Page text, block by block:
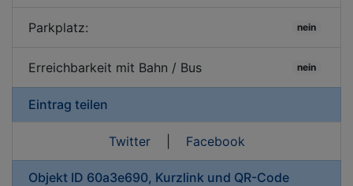
Parkplatz: nein
Erreichbarkeit mit Bahn / Bus nein
Eintrag teilen
Twitter| Facebook
Objekt ID 60a3e690, Kurzlink und QR-Code